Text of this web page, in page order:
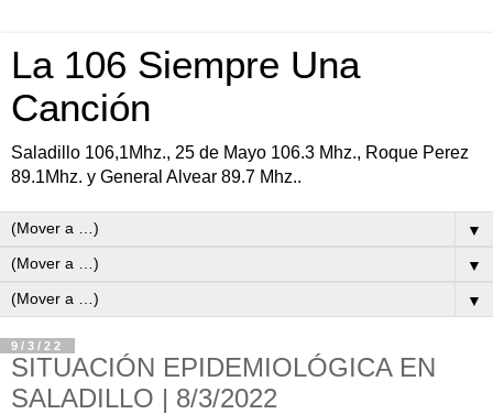
La 106 Siempre Una
Canción
Saladillo 106,1Mhz., 25 de Mayo 106.3 Mhz., Roque Perez
89.1Mhz. y General Alvear 89.7 Mhz..
▼
▼
▼
9/3/22
SITUACIÓN EPIDEMIOLÓGICA EN
SALADILLO | 8/3/2022